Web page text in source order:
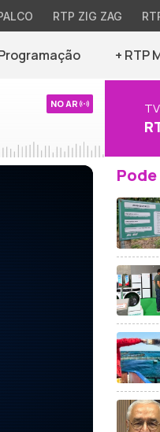
RTP ZIG ZAG
+ RTP
NO AR TV